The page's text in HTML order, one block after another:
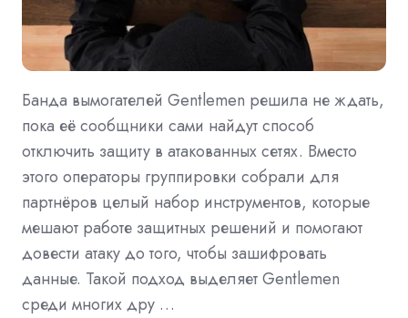
Банда вымогателей Gentlemen решила не ждать,
пока её сообщники сами найдут способ
отключить защиту в атакованных сетях. Вместо
этого операторы группировки собрали для
партнёров целый набор инструментов, которые
мешают работе защитных решений и помогают
довести атаку до того, чтобы зашифровать
данные. Такой подход выделяет Gentlemen
среди многих дру …